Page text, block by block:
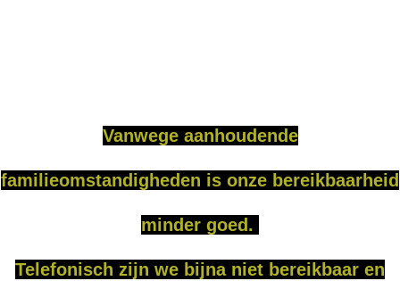
Vanwegeaanhoudende
familieomstandigheden is onze bereikbaarheid
minder goed.
Telefonisch zijn we bijna niet bereikbaar en